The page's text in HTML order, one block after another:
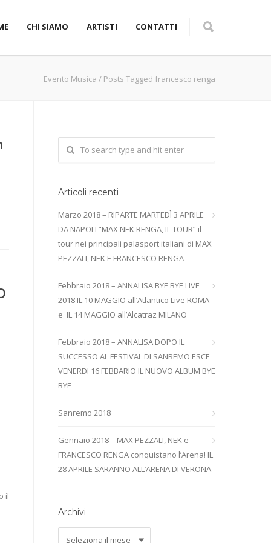
CHI SIAMO ARTISTI CONTATTI
Evento Musica / Posts Tagged francesco renga
il
Articoli recenti
Marzo 2018 – RIPARTE MARTEDÌ 3 APRILE
DA NAPOLI “MAX NEK RENGA, IL TOUR” il
tour nei principali palasport italiani di MAX
PEZZALI, NEK E FRANCESCO RENGA
Febbraio 2018 – ANNALISA BYE BYE LIVE
2018 IL 10 MAGGIO all’Atlantico Live ROMA
e IL 14 MAGGIO all’Alcatraz MILANO
Febbraio 2018 – ANNALISA DOPO IL
SUCCESSO AL FESTIVAL DI SANREMO ESCE
VENERDI 16 FEBBARIO IL NUOVO ALBUM BYE
BYE
Sanremo 2018
Gennaio 2018 – MAX PEZZALI, NEK e
FRANCESCO RENGA conquistano l’Arena! IL
28 APRILE SARANNO ALL’ARENA DI VERONA
Archivi
Archivi